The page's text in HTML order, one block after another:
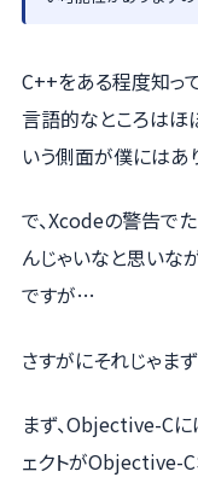
C++をある程度知っ
言語的なところはほ
いう側面が僕にはあ
で、Xcodeの警告で
んじゃいなと思いな
ですが…
さすがにそれじゃま
まず、Objective-C
ェクトがObjective-